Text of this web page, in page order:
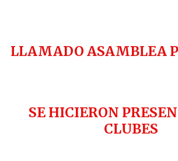
LLAMADO ASAMBLEA
SE HICIERON
CLUBES